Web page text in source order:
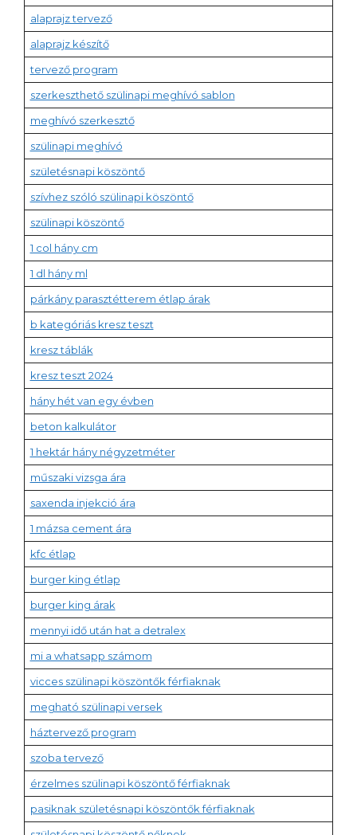
alaprajz tervező
alaprajz készítő
tervező program
szerkeszthető szülinapi meghívó sablon
meghívó szerkesztő
szülinapi meghívó
születésnapi köszöntő
szívhez szóló szülinapi köszöntő
szülinapi köszöntő
1 col hány cm
1 dl hány ml
párkány parasztétterem étlap árak
b kategóriás kresz teszt
kresz táblák
kresz teszt 2024
hány hét van egy évben
beton kalkulátor
1 hektár hány négyzetméter
műszaki vizsga ára
saxenda injekció ára
1 mázsa cement ára
kfc étlap
burger king étlap
burger king árak
mennyi idő után hat a detralex
mi a whatsapp számom
vicces szülinapi köszöntők férfiaknak
megható szülinapi versek
háztervező program
szoba tervező
érzelmes szülinapi köszöntő férfiaknak
pasiknak születésnapi köszöntők férfiaknak